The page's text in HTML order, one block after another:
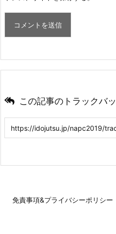
この記事のトラックバ
免責事項&プライバシーポリシー